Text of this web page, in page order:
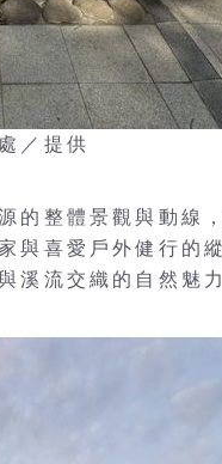
／提供
的整體景觀與動線
與喜愛戶外健行的
溪流交織的自然魅力